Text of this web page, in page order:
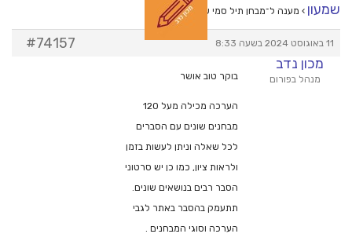
שמעון › מענה ל־מבחן תיל סמי שמעון
11 באוגוסט 2024 בשעה 8:33
#74157
מכון נדב
מנהל בפורום בוקר טוב אושר
הערכה מכילה מעל 120
מבחנים שונים עם הסברים
לכל שאלה וניתן לעשות בזמן
ולראות ציון, כמו כן יש סרטוני
הסבר רבים בנושאים שונים.
תתעמק בהסבר באתר לגבי
הערכה וסוגי המבחנים .